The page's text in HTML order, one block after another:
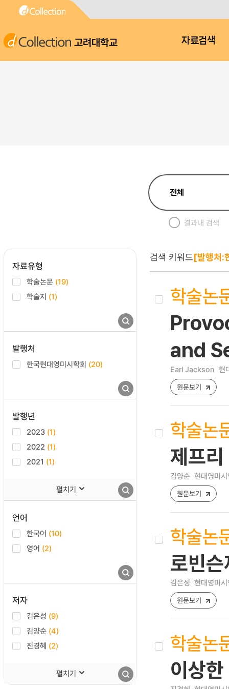
고려대학교 자료검색
결과내 검색
자료유형
학술논문 (19)
학술지 (1)
발행처
한국현대영미시학회 (20)
발행년
2023 (1)
2022 (1)
2021 (1)
펼치기
언어
한국어 (10)
영어 (2)
저자
김은성 (9)
김양순 (4)
진경혜 (2)
펼치기
검색 키워드[발행처:
학술논
and
Earl Jackson 현
원문보기
학술논
제프리
김양순 현대영미
원문보기
학술논
로빈
김은성 현대영미
원문보기
학술논
이상